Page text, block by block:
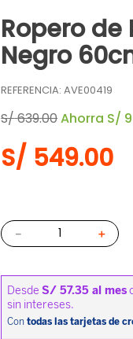
Ropero de
Negro
REFERENCIA:AVE00419
S/639.00Ahorra S/
S/ 549.00
＋
－